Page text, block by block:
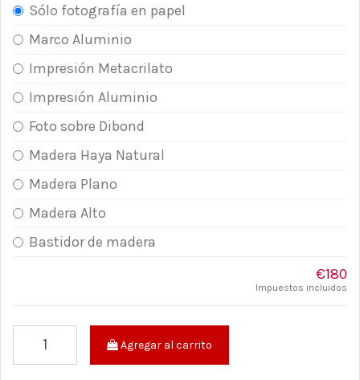
Sólo fotografía en papel
Marco Aluminio
Impresión Metacrilato
Impresión Aluminio
Foto sobre Dibond
Madera Haya Natural
Madera Plano
Madera Alto
Bastidor de madera
€180
Impuestos incluidos
Agregar al carrito